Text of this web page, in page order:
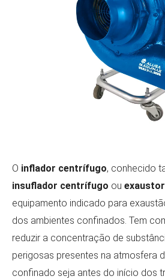
O inflador centrífugo, conhecido
insuflador centrífugo ou
equipamento indicado para
dos ambientes confinados. Tem
reduzir a concentração de
perigosas presentes na atmosfera
confinado seja antes do início dos